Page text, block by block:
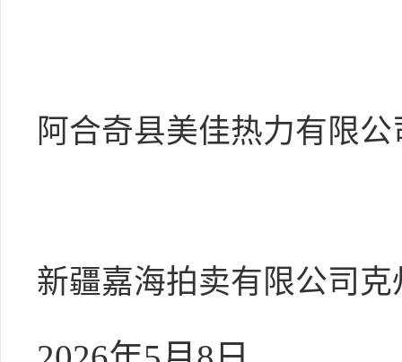
阿合奇县美佳热力有限公
新疆嘉海拍卖有限公司克